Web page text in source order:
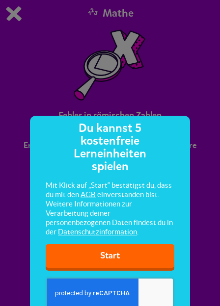
Du spielst die kostenfreie Testversion von scoyo.
Jetzt bestellen
0
Mathe
Fehler in römischen Zahlen
Erkenn Fehler in römischen Zahlen und korrigiere
sie.
Du kannst 5
kostenfreie
Lerneinheiten
spielen
Mit Klick auf „Start“ bestätigst du, dass
du mit denAGB einverstanden bist.
Weitere Informationen zur
Verarbeitung deiner
personenbezogenen Daten findest du in
der Datenschutzinformation
Start